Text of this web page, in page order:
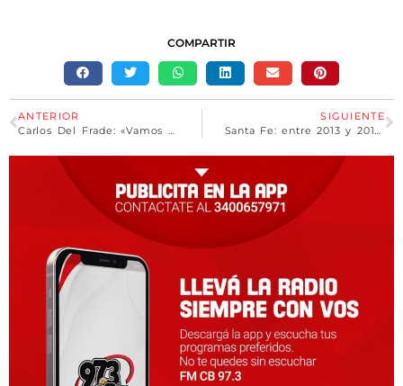
COMPARTIR
ANTERIOR
Carlos Del Frade: «Vamos a seguir diciendo lo que nadie se anima»
SIGUIENTE
Santa Fe: entre 2013 y 2017 se detectaron más de 52 mil casos de cáncer